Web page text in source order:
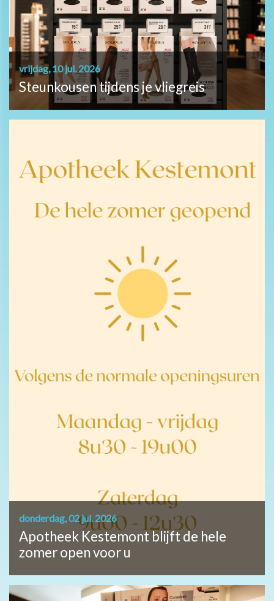
vrijdag, 10 jul. 2026
Steunkousen tijdens je vliegreis
donderdag, 02 jul. 2026
Apotheek Kestemont blijft de hele
zomer open voor u